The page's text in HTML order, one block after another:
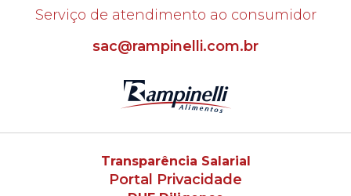
Serviço de atendimento ao consumidor
sac@rampinelli.com.br
Transparência Salarial
Portal Privacidade